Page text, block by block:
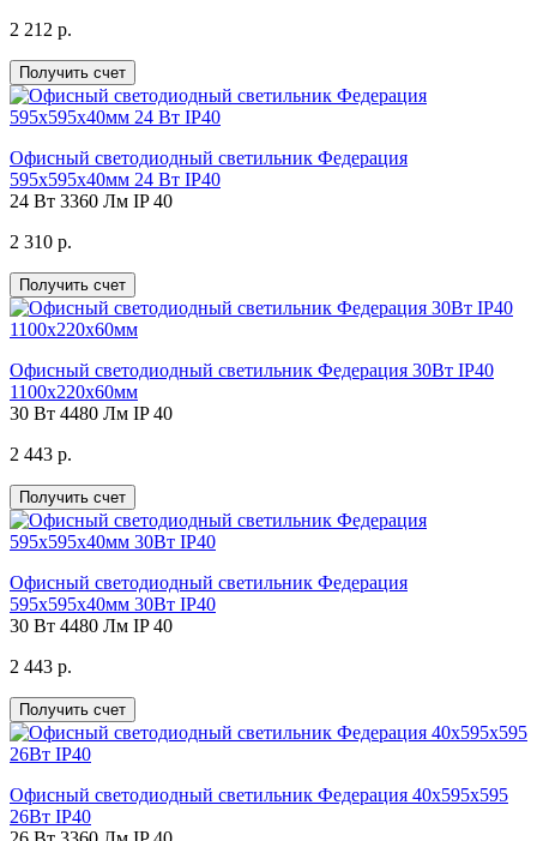
2 212 р.
Получить счет
Офисный светодиодный светильник Федерация
595х595х40мм 24 Вт IP40
24 Вт 3360 Лм IP 40
2 310 р.
Получить счет
Офисный светодиодный светильник Федерация 30Вт IP40
1100х220х60мм
30 Вт 4480 Лм IP 40
2 443 р.
Получить счет
Офисный светодиодный светильник Федерация
595х595х40мм 30Вт IP40
30 Вт 4480 Лм IP 40
2 443 р.
Получить счет
Офисный светодиодный светильник Федерация 40х595х595
26Вт IP40